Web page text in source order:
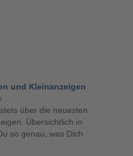
und Kleinanzeigen
über die neuesten
Übersichtlich in
so genau, was Dich